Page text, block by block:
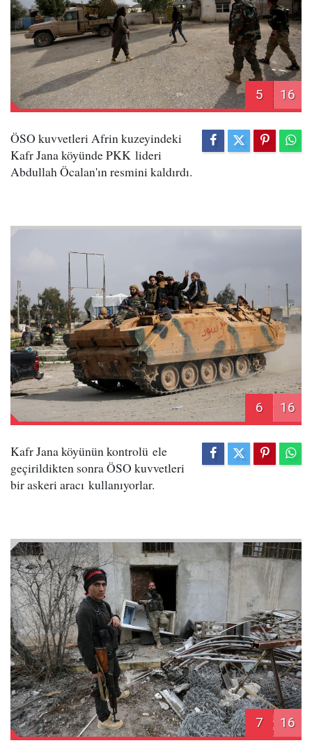
5 16
ÖSO kuvvetleri Afrin kuzeyindeki
Kafr Jana köyünde PKK lideri
Abdullah Öcalan'ın resmini kaldırdı.
6 16
Kafr Jana köyünün kontrolü ele
geçirildikten sonra ÖSO kuvvetleri
bir askeri aracı kullanıyorlar.
7 16